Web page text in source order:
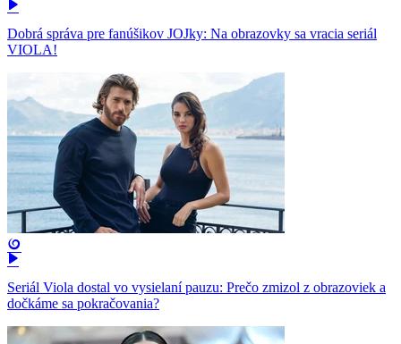
Dobrá správa pre fanúšikov JOJky: Na obrazovky sa vracia seriál
VIOLA!
Seriál Viola dostal vo vysielaní pauzu: Prečo zmizol z obrazoviek a
dočkáme sa pokračovania?